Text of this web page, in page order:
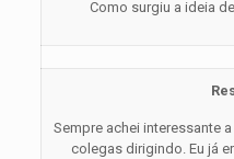
Como surgiu a ideia
Sempre achei interessante
colegas dirigindo. Eu já